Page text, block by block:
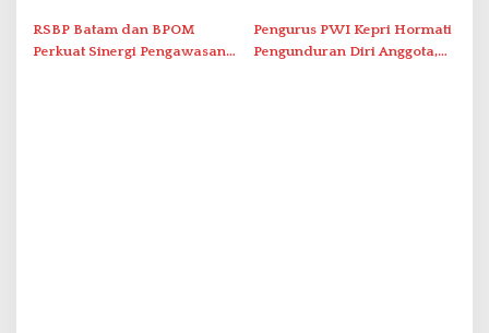
Nusantara’
Solar Nelayan
RSBP Batam dan BPOM
Perkuat Sinergi Pengawasan
Pengurus PWI Kepri Hormati
Pengunduran Diri Anggota,